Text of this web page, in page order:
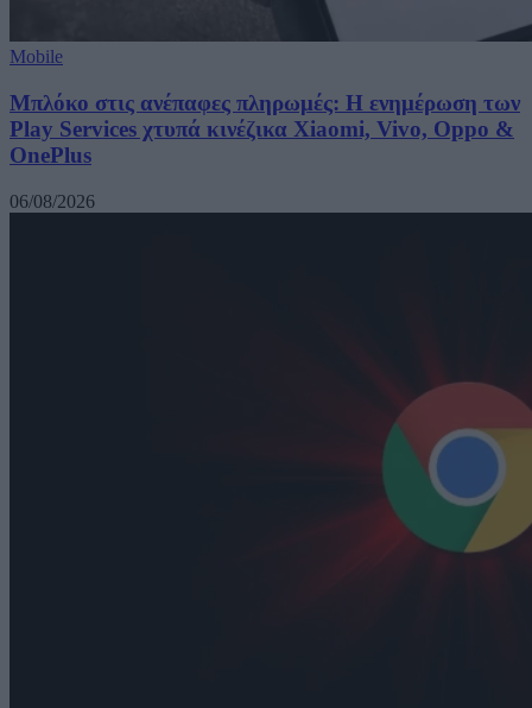
Mobile
Μπλόκο στις ανέπαφες πληρωμές: Η ενημέρωση των
Play Services χτυπά κινέζικα Xiaomi, Vivo, Oppo &
OnePlus
06/08/2026